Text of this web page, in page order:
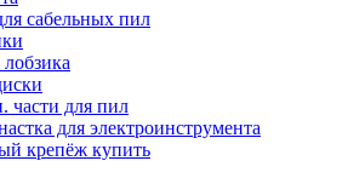
сабельных пил
части для пил
для электроинструмента
крепёж купить